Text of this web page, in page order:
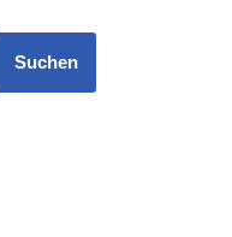
Suchen